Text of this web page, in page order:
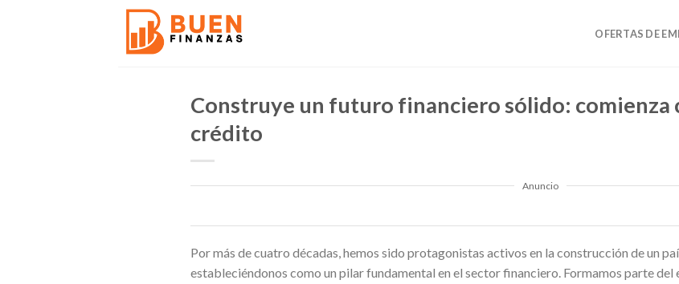
OFERTAS DE
Construye un futuro financiero sólido: comienza
crédito
Anuncio
Por más de cuatro décadas, hemos sido protagonistas activos en la construcción de un
estableciéndonos como un pilar fundamental en el sector financiero. Formamos parte